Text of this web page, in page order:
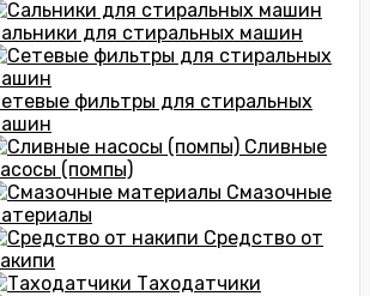
для стиральных машин
фильтры для стиральных
Сливные
(помпы)
Смазочные
Средство от
Таходатчики